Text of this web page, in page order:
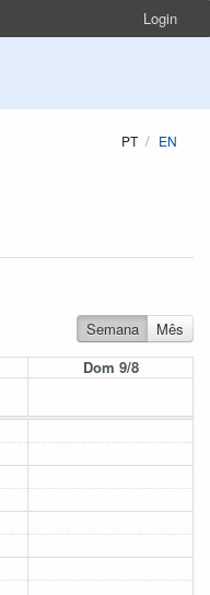
Login
PT EN
Semana
Mês
Dom 9/8